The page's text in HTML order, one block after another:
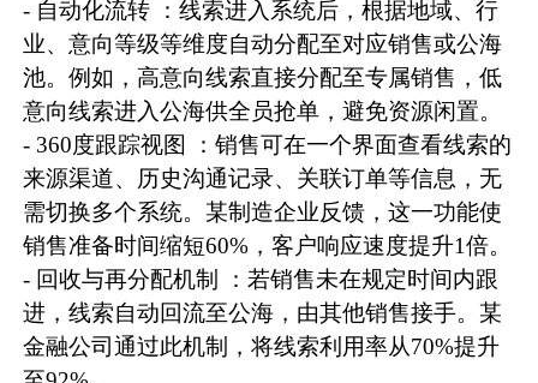
- 自动化流转 ：线索进入系统后，根据地域、行
业、意向等级等维度自动分配至对应销售或公海
池。例如，高意向线索直接分配至专属销售，低
意向线索进入公海供全员抢单，避免资源闲置。
- 360度跟踪视图 ：销售可在一个界面查看线索的
来源渠道、历史沟通记录、关联订单等信息，无
需切换多个系统。某制造企业反馈，这一功能使
销售准备时间缩短60%，客户响应速度提升1倍。
- 回收与再分配机制 ：若销售未在规定时间内跟
进，线索自动回流至公海，由其他销售接手。某
金融公司通过此机制，将线索利用率从70%提升